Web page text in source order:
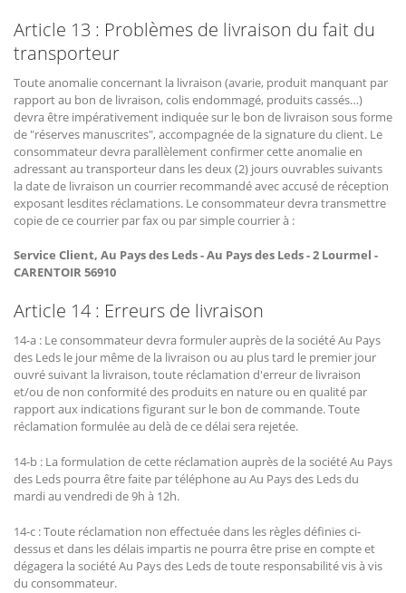
Article 13 : Problèmes de livraison du fait du
transporteur
Toute anomalie concernant la livraison (avarie, produit manquant par
rapport au bon de livraison, colis endommagé, produits cassés…)
devra être impérativement indiquée sur le bon de livraison sous forme
de "réserves manuscrites", accompagnée de la signature du client. Le
consommateur devra parallèlement confirmer cette anomalie en
adressant au transporteur dans les deux (2) jours ouvrables suivants
la date de livraison un courrier recommandé avec accusé de réception
exposant lesdites réclamations. Le consommateur devra transmettre
copie de ce courrier par fax ou par simple courrier à :
Service Client, Au Pays des Leds - Au Pays des Leds - 2 Lourmel -
CARENTOIR 56910
Article 14 : Erreurs de livraison
14-a : Le consommateur devra formuler auprès de la société Au Pays
des Leds le jour même de la livraison ou au plus tard le premier jour
ouvré suivant la livraison, toute réclamation d'erreur de livraison
et/ou de non conformité des produits en nature ou en qualité par
rapport aux indications figurant sur le bon de commande. Toute
réclamation formulée au delà de ce délai sera rejetée.
14-b : La formulation de cette réclamation auprès de la société Au Pays
des Leds pourra être faite par téléphone au Au Pays des Leds du
mardi au vendredi de 9h à 12h.
14-c : Toute réclamation non effectuée dans les règles définies ci-
dessus et dans les délais impartis ne pourra être prise en compte et
dégagera la société Au Pays des Leds de toute responsabilité vis à vis
du consommateur.